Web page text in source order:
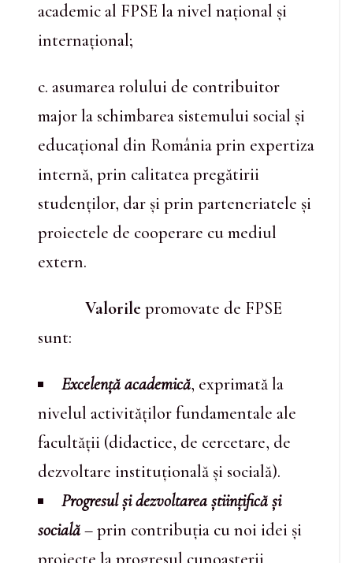
academic al FPSE la nivel național și
internațional;
c. asumarea rolului de contribuitor
major la schimbarea sistemului social și
educațional din România prin expertiza
internă, prin calitatea pregătirii
studenților, dar și prin parteneriatele și
proiectele de cooperare cu mediul
extern.
Valorile promovate de FPSE
sunt:
Excelență academică, exprimată la
nivelul activităților fundamentale ale
facultății (didactice, de cercetare, de
dezvoltare instituțională și socială).
Progresul și dezvoltarea științifică și
socială– prin contribuția cu noi idei și